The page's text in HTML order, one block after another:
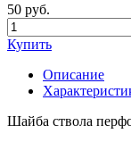
50 руб.
Купить
Описание
Шайба ствола